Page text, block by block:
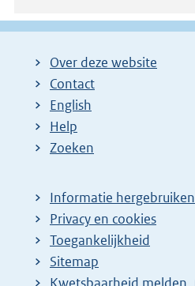
Over deze website
Contact
English
Help
Zoeken
Informatie hergebruiken
Privacy en cookies
Toegankelijkheid
Sitemap